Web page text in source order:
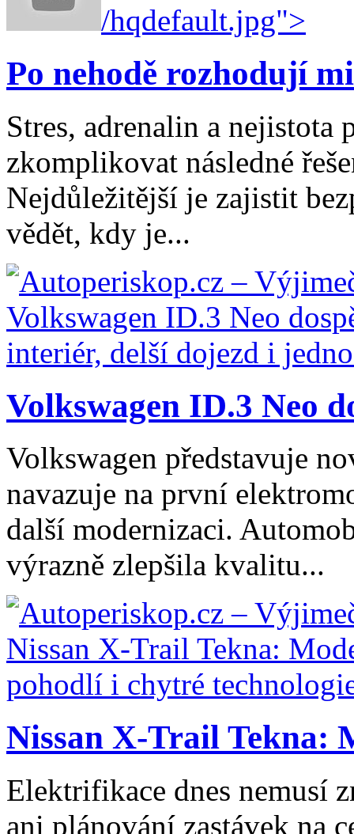
/hqdefault.jpg">
Po nehodě rozhodují
Stres, adrenalin a nejistota
zkomplikovat následné
Nejdůležitější je zajistit
vědět, kdy je...
Volkswagen ID.3 Neo
Volkswagen představuje
navazuje na první
další modernizaci.
výrazně zlepšila kvalitu...
Nissan X-Trail Tekna:
Elektrifikace dnes nemusí
ani plánování zastávek na